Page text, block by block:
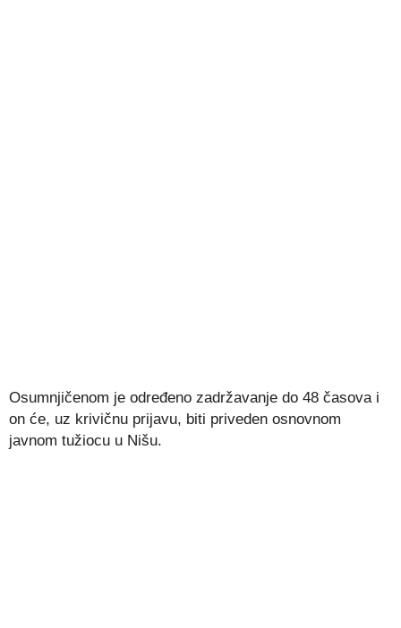
Osumnjičenom je određeno zadržavanje do 48 časova i
on će, uz krivičnu prijavu, biti priveden osnovnom
javnom tužiocu u Nišu.